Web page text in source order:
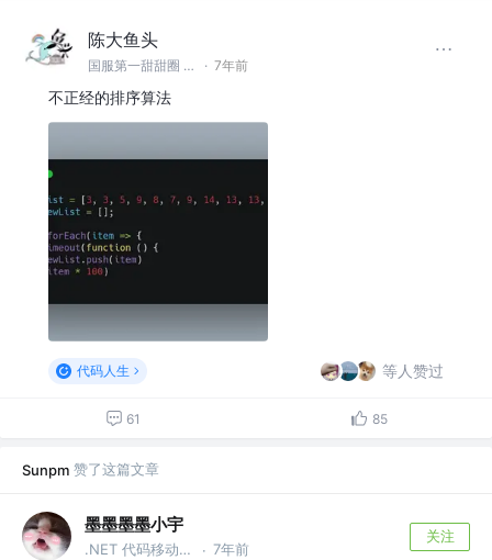
陈大鱼头
国服第一甜甜圈 @国服第一海洋 · 7年前
不正经的排序算法
代码人生 等人赞过
61 85
Sunpm 赞了这篇文章
墨墨墨墨小宇
.NET 代码移动工程师 · 7年前
关注